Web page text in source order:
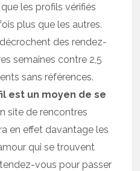
les profils vérifiés
plus que les autres.
des rendez-
semaines contre 2,5
sans références.
est un moyen de se
site de rencontres
en effet davantage les
qui se trouvent
vous pour passer